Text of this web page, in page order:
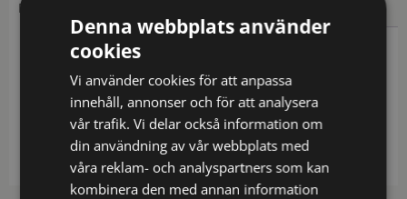
BESKRIVNING
Beskrivning
Funktionstrikå som transporterar fukt och värmer /
Resår i midjan / Mudd i benslut / OEKO-TEX®-
certifierad.
Denna webbplats använder
cookies
Vi använder cookies för att anpassa
innehåll, annonser och för att analysera
vår trafik. Vi delar också information om
din användning av vår webbplats med
våra reklam- och analyspartners som kan
kombinera den med annan information